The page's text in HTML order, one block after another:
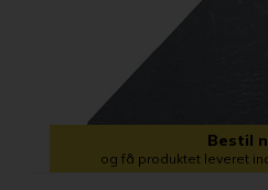
Bestil
og få produktet leveret